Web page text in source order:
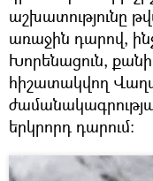
աշխատությունը
առաջին դարով,
Խորենացուն,
հիշատակվող
երկրորդ դարում։